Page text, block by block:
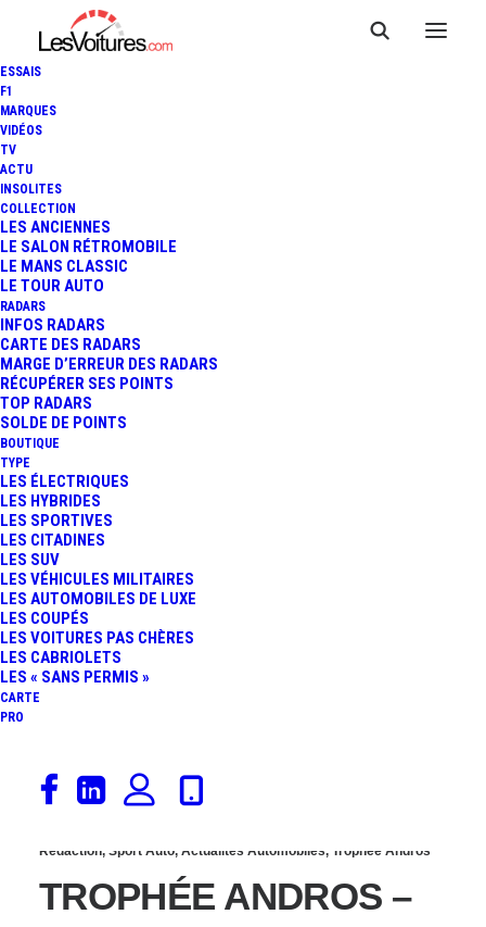
ESSAIS
F1
MARQUES
VIDÉOS
TV
ACTU
INSOLITES
COLLECTION
LES ANCIENNES
LE SALON RÉTROMOBILE
LE MANS CLASSIC
LE TOUR AUTO
RADARS
INFOS RADARS
CARTE DES RADARS
MARGE D’ERREUR DES RADARS
RÉCUPÉRER SES POINTS
TOP RADARS
SOLDE DE POINTS
BOUTIQUE
TYPE
LES ÉLECTRIQUES
LES HYBRIDES
LES SPORTIVES
LES CITADINES
LES SUV
LES VÉHICULES MILITAIRES
LES AUTOMOBILES DE LUXE
LES COUPÉS
LES VOITURES PAS CHÈRES
LES CABRIOLETS
LES « SANS PERMIS »
CARTE
PRO
6 février 2013
TROPHÉE ANDROS –
SUPER BESSE : RETOUR
SUR LA FINALE
D’OLIVIER ET JEAN-
PIERRE PERNAUT
Rédaction, Sport Auto, Actualités Automobiles, Trophée Andros
TROPHÉE ANDROS –